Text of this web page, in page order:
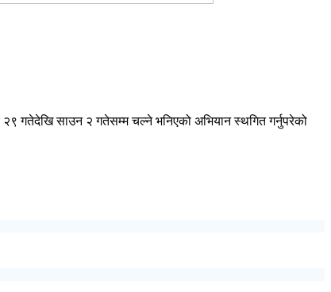
२९ गतेदेखि साउन २ गतेसम्म चल्‍ने भनिएको अभियान स्थगित गर्नुपरेको